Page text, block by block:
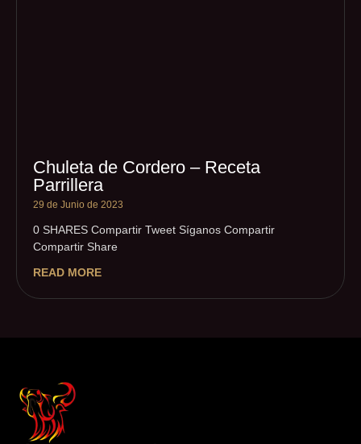
Chuleta de Cordero – Receta
Parrillera
29 de Junio de 2023
0 SHARES Compartir Tweet Síganos Compartir
Compartir Share
READ MORE